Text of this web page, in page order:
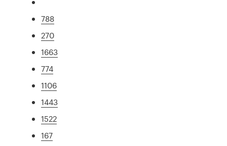
788
270
1663
774
1106
1443
1522
167